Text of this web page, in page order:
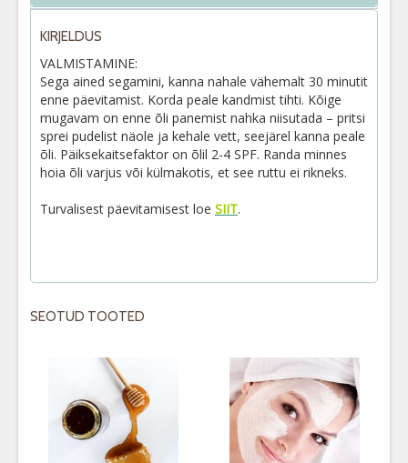
KIRJELDUS
VALMISTAMINE:
Sega ained segamini, kanna nahale vähemalt 30 minutit
enne päevitamist. Korda peale kandmist tihti. Kõige
mugavam on enne õli panemist nahka niisutada – pritsi
sprei pudelist näole ja kehale vett, seejärel kanna peale
õli. Päiksekaitsefaktor on õlil 2-4 SPF. Randa minnes
hoia õli varjus või külmakotis, et see ruttu ei rikneks.
Turvalisest päevitamisest loe SIIT.
SEOTUD TOOTED